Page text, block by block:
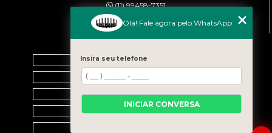
(11) 99458-7351
cursoabtrans@gmail.com
Home
Empresa
Galeria
Contato
Olá! Fale agora pelo WhatsApp
Insira seu telefone
INICIAR CONVERSA